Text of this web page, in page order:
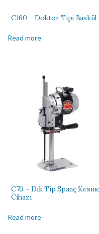
C160 – Doktor Tipi Baskül
Read more
C70 – Dik Tip Spanç
Cihazı
Read more